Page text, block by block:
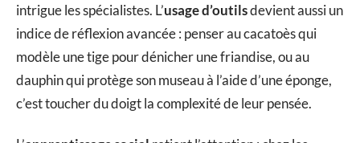
intrigue les spécialistes. L’usage d’outilsdevient aussi un
indice de réflexion avancée : penser au cacatoès qui
modèle une tige pour dénicher une friandise, ou au
dauphin qui protège son museau à l’aide d’une éponge,
c’est toucher du doigt la complexité de leur pensée.